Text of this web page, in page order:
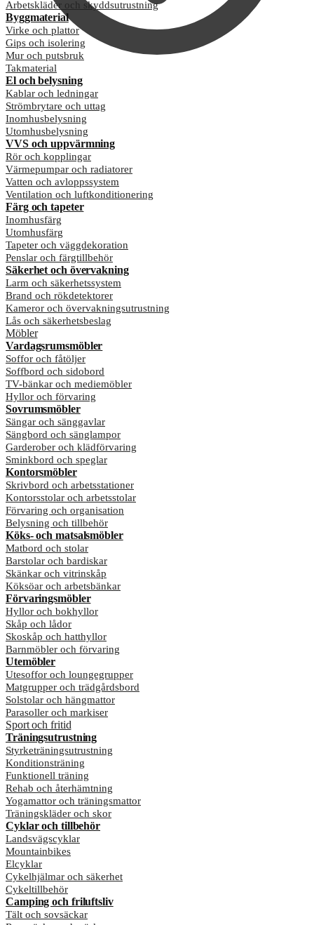
Arbetskläder och skyddsutrustning
Byggmaterial
Virke och plattor
Gips och isolering
Mur och putsbruk
Takmaterial
El och belysning
Kablar och ledningar
Strömbrytare och uttag
Inomhusbelysning
Utomhusbelysning
VVS och uppvärmning
Rör och kopplingar
Värmepumpar och radiatorer
Vatten och avloppssystem
Ventilation och luftkonditionering
Färg och tapeter
Inomhusfärg
Utomhusfärg
Tapeter och väggdekoration
Penslar och färgtillbehör
Säkerhet och övervakning
Larm och säkerhetssystem
Brand och rökdetektorer
Kameror och övervakningsutrustning
Lås och säkerhetsbeslag
Möbler
Vardagsrumsmöbler
Soffor och fåtöljer
Soffbord och sidobord
TV-bänkar och mediemöbler
Hyllor och förvaring
Sovrumsmöbler
Sängar och sänggavlar
Sängbord och sänglampor
Garderober och klädförvaring
Sminkbord och speglar
Kontorsmöbler
Skrivbord och arbetsstationer
Kontorsstolar och arbetsstolar
Förvaring och organisation
Belysning och tillbehör
Köks- och matsalsmöbler
Matbord och stolar
Barstolar och bardiskar
Skänkar och vitrinskåp
Köksöar och arbetsbänkar
Förvaringsmöbler
Hyllor och bokhyllor
Skåp och lådor
Skoskåp och hatthyllor
Barnmöbler och förvaring
Utemöbler
Utesoffor och loungegrupper
Matgrupper och trädgårdsbord
Solstolar och hängmattor
Parasoller och markiser
Sport och fritid
Träningsutrustning
Styrketräningsutrustning
Konditionsträning
Funktionell träning
Rehab och återhämtning
Yogamattor och träningsmattor
Träningskläder och skor
Cyklar och tillbehör
Landsvägscyklar
Mountainbikes
Elcyklar
Cykelhjälmar och säkerhet
Cykeltillbehör
Camping och friluftsliv
Tält och sovsäckar